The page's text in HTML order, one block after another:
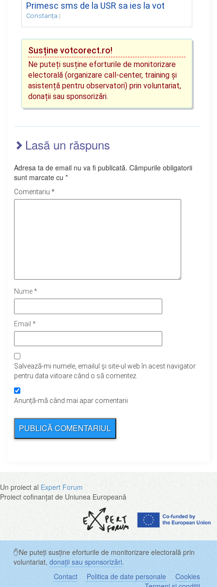
Primesc sms de la USR sa ies la vot
Constanța
Susține votcorect.ro!
Ne puteți susține eforturile de monitorizare
electorală (organizare call-center, training și
asistență pentru observatori) prin voluntariat,
donații sau sponsorizări.
Lasă un răspuns
Adresa ta de email nu va fi publicată. Câmpurile obligatorii
sunt marcate cu *
Comentariu *
Nume*
Email *
Salvează-mi numele, emailul și site-ul web în acest navigator
pentru data viitoare când o să comentez.
Anunță-mă când mai apar comentarii
Un proiect al Expert Forum
Proiect cofinanțat de Uniunea Europeană
✋Ne puteți susține eforturile de monitorizare electorală prin
voluntariat, donații sau sponsorizări.
Contact
Politica de date personale
Cookies